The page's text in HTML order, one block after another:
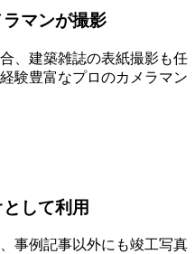
マンが撮影
、建築雑誌の表紙撮影も任
験豊富なプロのカメラマン
して利用
事例記事以外にも竣工写真